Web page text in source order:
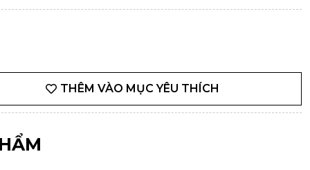
THÊM VÀO MỤC YÊU THÍCH